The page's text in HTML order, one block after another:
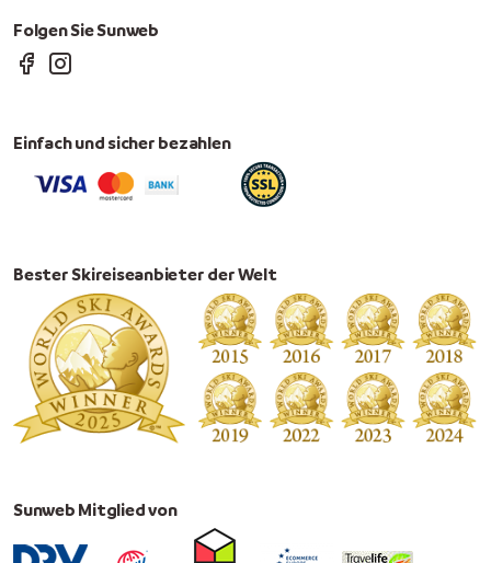
Folgen Sie Sunweb
Einfach und sicher bezahlen
Bester Skireiseanbieter der Welt
Sunweb Mitglied von